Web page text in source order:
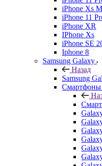
iPhone Xs
iPhone 11
iPhone XR
IPhone Xs
iPhone SE
Iphone 8
Samsung Galaxy
Назад
Samsung
Смартфоны